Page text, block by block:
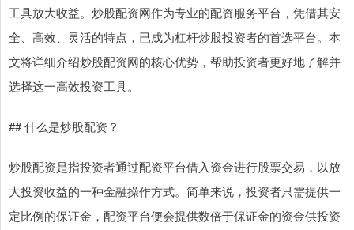
工具放大收益。炒股配资网作为专业的配资服务平台，凭借其安
全、高效、灵活的特点，已成为杠杆炒股投资者的首选平台。本
文将详细介绍炒股配资网的核心优势，帮助投资者更好地了解并
选择这一高效投资工具。
## 什么是炒股配资？
炒股配资是指投资者通过配资平台借入资金进行股票交易，以放
大投资收益的一种金融操作方式。简单来说，投资者只需提供一
定比例的保证金，配资平台便会提供数倍于保证金的资金供投资